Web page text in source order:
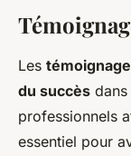
Les
du succès
professionnels
essentiel pour